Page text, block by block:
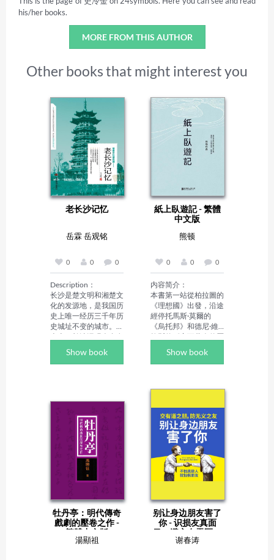
his/her books.
MORE FROM THIS AUTHOR
Other books that might interest you
老长沙记忆
岳霖 岳观铭
0 0 0
Description：
长沙是楚文明和湘楚文
化的发源地，是我国历
史上唯一经历三千年历
史城址不变的城市。历
史上，长沙涌现众多名
人，留下了无数的历史
文化遗迹。《带着文化
具特色的老长沙韵味。
岳大鹏：专注于城市历
史与文化研究领域的作
者。《老西安记忆》
《老长沙记忆》分别聚
焦西安和长沙的历史文
化，通过对两座城市的
历史建筑、民俗风情、
现了城市的历史底蕴与
文化魅力。他对城市历
史文化有着深入的研
究，致力于通过文字让
更多人了解城市的过
Show book
紙上臥遊記 - 繁體
中文版
熊顿
0 0 0
内容简介：
本書第一站從柏拉圖的
《理想國》出發，沿途
經停托馬斯·莫爾的
《烏托邦》和德尼·維
拉斯的《塞瓦蘭人的歷
史》，按照烏托邦的經
典旅行線路，帶你領略
第二站經停小站頗為頻
得》到《機械複製時代
的藝術作品》，中途經
過《不抱怨的世界》
《論語言的起源》《道
家美學與西方文化》
《奢侈與資本主義》
《茶之書》以及《論
語》，進行一場"勵志
感"之旅。
第三站穿越到遙遠的中
世紀，從《有閑階級
論》到《科文特加登廣
Show book
牡丹亭：明代傳奇
戲劇的壓卷之作 -
繁體中文版
湯顯祖
别让身边朋友害了
你 - 识损友真面
目，避交友雷区，
结挚友护真心！
谢春涛